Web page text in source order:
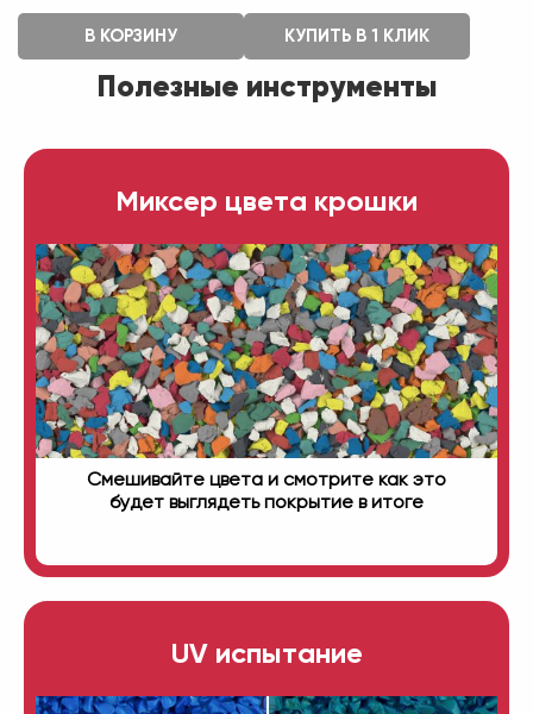
В КОРЗИНУ КУПИТЬ В 1 КЛИК
Полезные инструменты
Миксер цвета крошки
Смешивайте цвета и смотрите как это
будет выглядеть покрытие в итоге
UV испытание